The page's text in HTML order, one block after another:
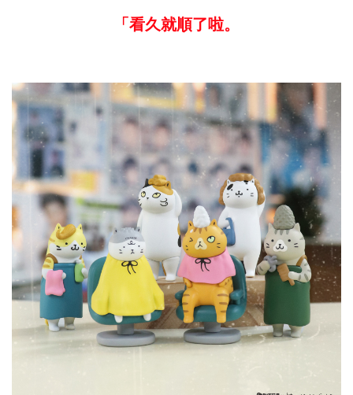
「看久就順了啦。